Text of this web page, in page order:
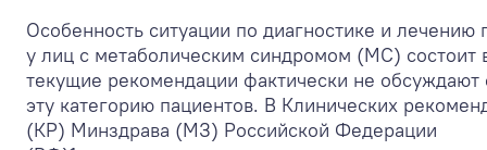
Особенность ситуации по диагностике и лечению
у лиц с метаболическим синдромом (МС) состоит
текущие рекомендации фактически не обсуждают
эту категорию пациентов. В Клинических
(КР) Минздрава (МЗ) Российской Федерации